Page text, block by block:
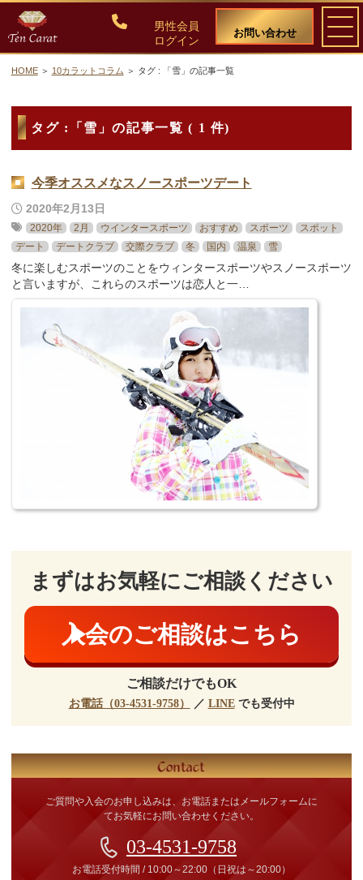
男性会員
ログイン
お問い合わせ
料金・入会案内
会員比率『１：１０』にこだわる理由
教養ある女性の募集に注力しています
50代・60代のための後悔しない選び方
女性会員の紹介
男性会員様の声
デートまでの流れ
アフィリエイトをご検討の皆様へ。
HOME 10カラットコラム タグ : 「雪」の記事一覧
タグ :「雪」の記事一覧 ( 1 件)
今季オススメなスノースポーツデート
2020年2月13日
2020年 2月 ウインタースポーツ おすすめ スポーツ
スポット
デート
デートクラブ 交際クラブ 冬 国内 温泉 雪
冬に楽しむスポーツのことをウィンタースポーツやスノースポーツ
と言いますが、これらのスポーツは恋人と一…
まずはお気軽にご相談ください
入会のご相談はこちら
ご相談だけでもOK
お電話（03-4531-9758） ／ LINEでも受付中
ご質問や入会のお申し込みは、お電話またはメールフォームに
てお気軽にお問い合わせください。
03-4531-9758
お電話受付時間 / 10:00～22:00（日祝は～20:00）